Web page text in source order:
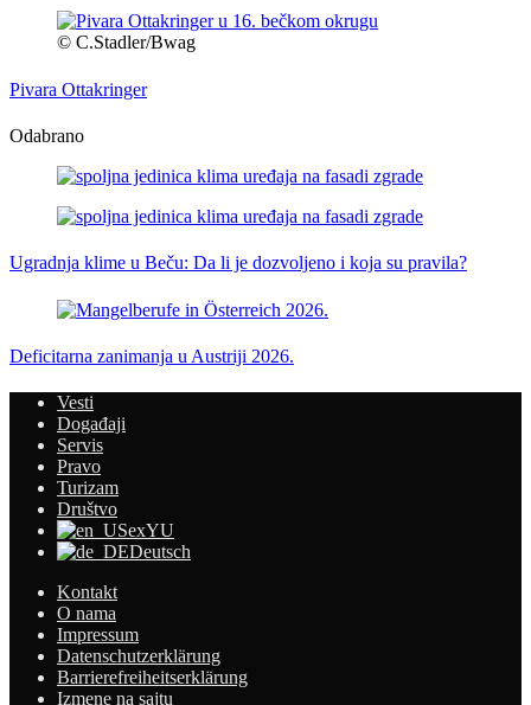
© C.Stadler/Bwag
Pivara Ottakringer
Odabrano
Ugradnja klime u Beču: Da li je dozvoljeno i koja su pravila?
Deficitarna zanimanja u Austriji 2026.
Vesti
Događaji
Servis
Pravo
Turizam
Društvo
exYU
Deutsch
Kontakt
O nama
Impressum
Datenschutzerklärung
Barrierefreiheitserklärung
Izmene na sajtu